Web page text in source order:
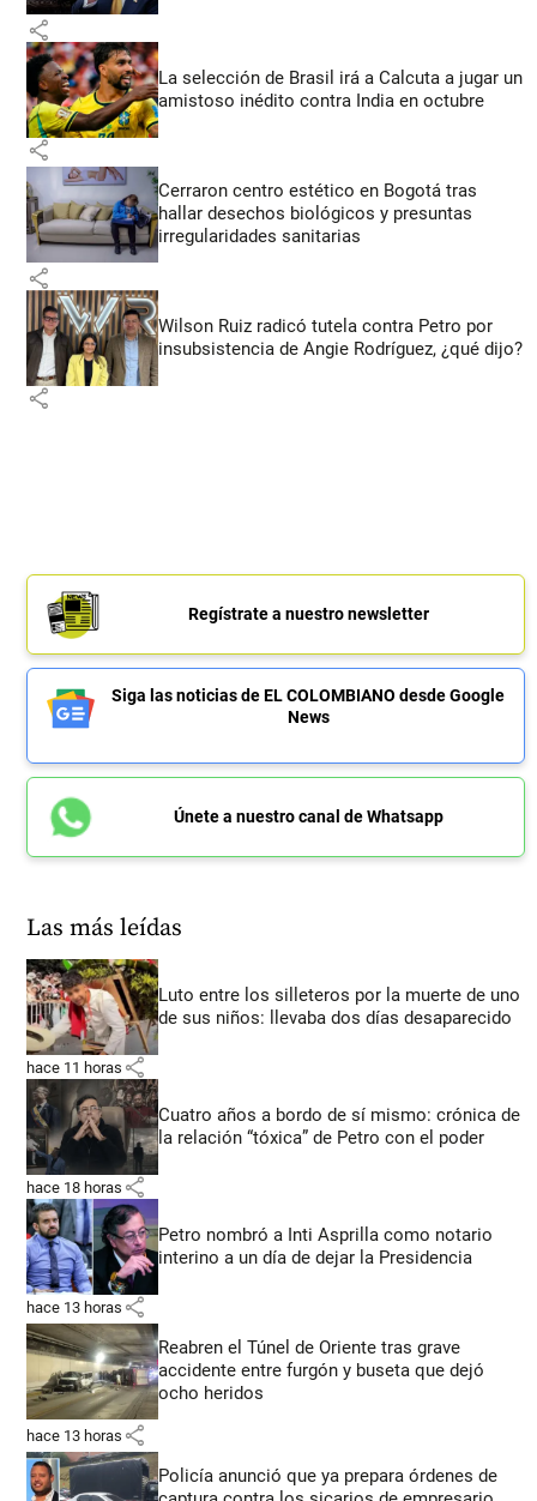
share
La selección de Brasil irá a Calcuta a jugar un
amistoso inédito contra India en octubre
share
Cerraron centro estético en Bogotá tras
hallar desechos biológicos y presuntas
irregularidades sanitarias
share
Wilson Ruiz radicó tutela contra Petro por
insubsistencia de Angie Rodríguez, ¿qué dijo?
share
Regístrate a nuestro newsletter
Siga las noticias de EL COLOMBIANO desde Google
News
Únete a nuestro canal de Whatsapp
Las más leídas
Luto entre los silleteros por la muerte de uno
de sus niños: llevaba dos días desaparecido
hace 11 horas share
Cuatro años a bordo de sí mismo: crónica de
la relación “tóxica” de Petro con el poder
hace 18 horas share
Petro nombró a Inti Asprilla como notario
interino a un día de dejar la Presidencia
hace 13 horas share
Reabren el Túnel de Oriente tras grave
accidente entre furgón y buseta que dejó
ocho heridos
hace 13 horas share
Policía anunció que ya prepara órdenes de